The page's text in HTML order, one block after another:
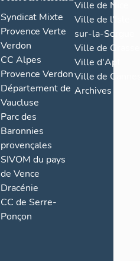
Syndicat Mixte
Provence Verte
Verdon
CC Alpes
Provence Verdon
Département de
Vaucluse
Parc des
Baronnies
provençales
SIVOM du pays
de Vence
Dracénie
CC de Serre-
Ponçon
Ville de Nice
Ville de l'Isle-
sur-la-Sorgue
Ville de Grasse
Ville d'Apt
Ville de
Archives